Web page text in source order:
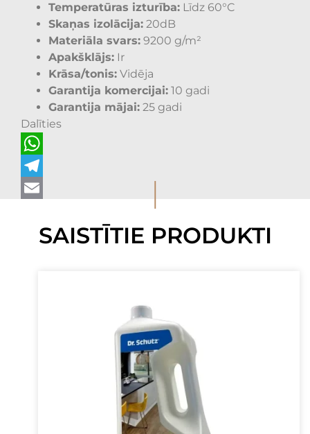
Temperatūras izturība: Līdz 60°C
Skaņas izolācija: 20dB
Materiāla svars: 9200 g/m²
Apakšklājs: Ir
Krāsa/tonis: Vidēja
Garantija komercijai: 10 gadi
Garantija mājai: 25 gadi
Dalīties
WhatsApp
Telegram
I
SAISTĪTIE PRODUKTI